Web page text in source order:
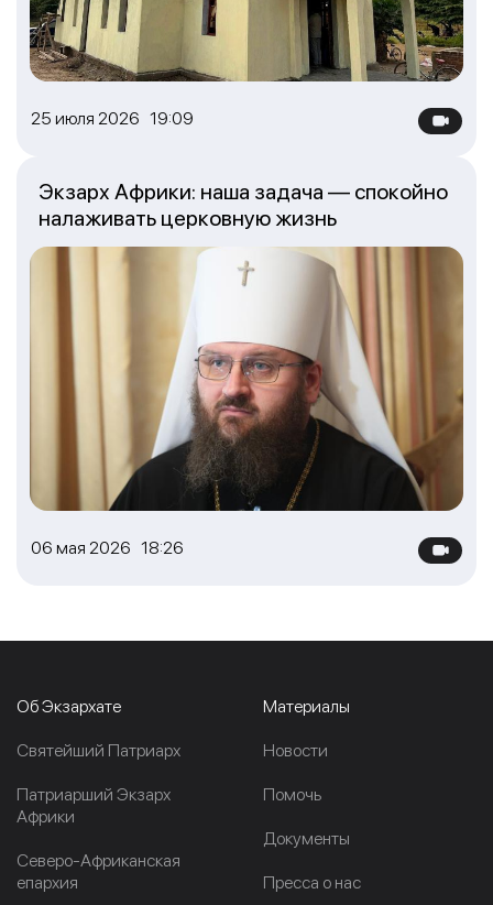
25 июля 2026 19:09
06 мая 2026 18:26
Экзарх Африки: наша задача — спокойно
налаживать церковную жизнь
Об Экзархате
Cвятейший Патриарх
Патриарший Экзарх
Африки
Северо-Африканская
епархия
Материалы
Новости
Помочь
Документы
Пресса о нас